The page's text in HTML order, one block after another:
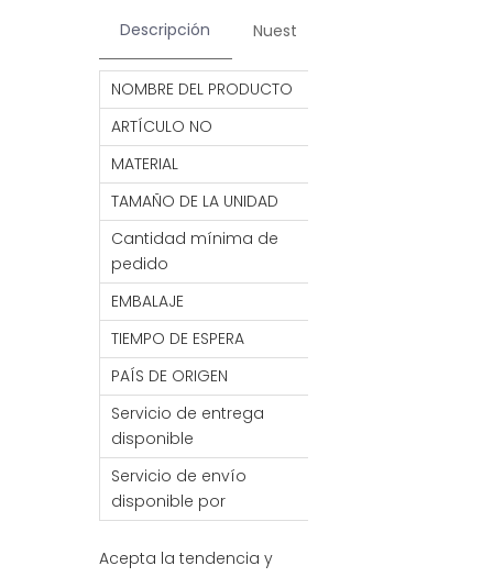
Descripción
Nuestros servicios
NOMBRE DEL PRODUCTO
ARTÍCULO NO
MATERIAL
TAMAÑO DE LA UNIDAD
Cantidad mínima de
pedido
EMBALAJE
TIEMPO DE ESPERA
PAÍS DE ORIGEN
Servicio de entrega
disponible
Servicio de envío
disponible por
Acepta la tendencia y